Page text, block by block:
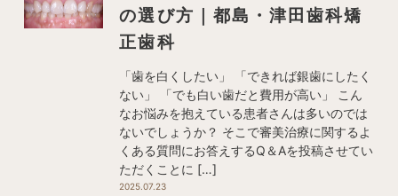
の選び方｜都島・津田歯科矯
正歯科
「歯を白くしたい」 「できれば銀歯にしたく
ない」 「でも白い歯だと費用が高い」 こん
なお悩みを抱えている患者さんは多いのでは
ないでしょうか？ そこで審美治療に関するよ
くある質問にお答えするQ＆Aを投稿させてい
ただくことに […]
2025.07.23